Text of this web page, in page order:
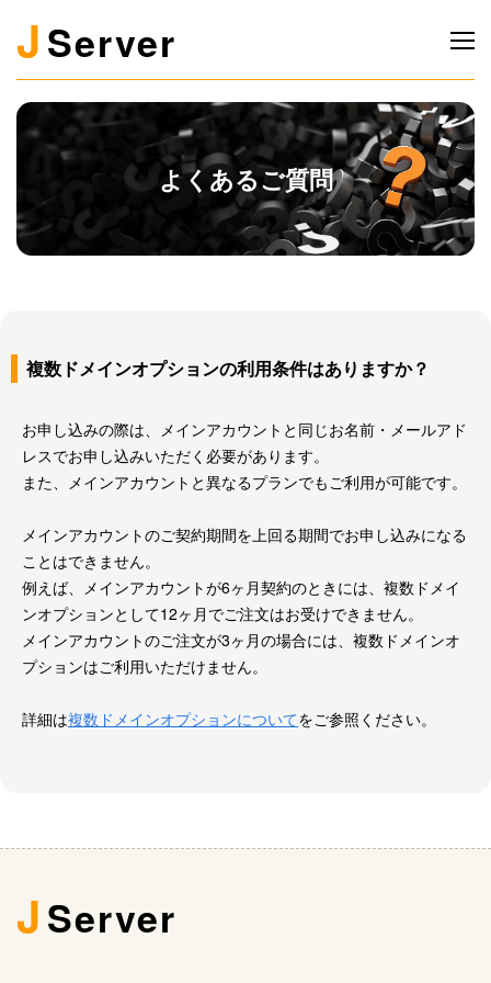
JServer
よくあるご質問
複数ドメインオプションの利用条件はありますか？
お申し込みの際は、メインアカウントと同じお名前・メールアド
レスでお申し込みいただく必要があります。
また、メインアカウントと異なるプランでもご利用が可能です。
メインアカウントのご契約期間を上回る期間でお申し込みになる
ことはできません。
例えば、メインアカウントが6ヶ月契約のときには、複数ドメイ
ンオプションとして12ヶ月でご注文はお受けできません。
メインアカウントのご注文が3ヶ月の場合には、複数ドメインオ
プションはご利用いただけません。
詳細は複数ドメインオプションについてをご参照ください。
JServer